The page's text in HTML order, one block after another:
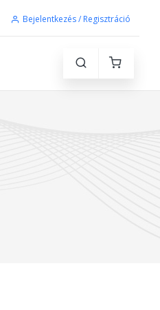
Bejelentkezés / Regisztráció